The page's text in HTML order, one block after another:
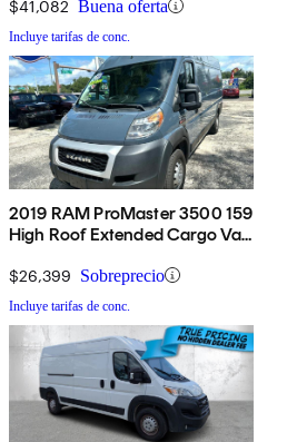
$41,082 Buena oferta
Incluye tarifas de conc.
2019 RAM ProMaster 3500 159
High Roof Extended Cargo Van
$26,399 Sobreprecio
Incluye tarifas de conc.